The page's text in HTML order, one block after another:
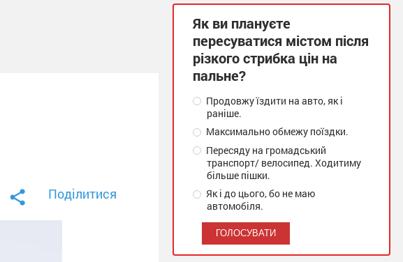
Поділитися
Як ви плануєте
пересуватися містом після
різкого стрибка цін на
пальне?
Продовжу їздити на авто, як і
раніше.
Максимально обмежу поїздки.
Пересяду на громадський
транспорт/ велосипед. Ходитиму
більше пішки.
Як і до цього, бо не маю
автомобіля.